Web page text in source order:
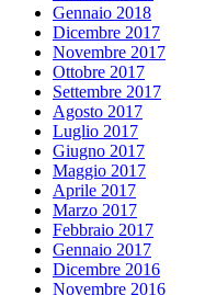
Gennaio 2018
Dicembre 2017
Novembre 2017
Ottobre 2017
Settembre 2017
Agosto 2017
Luglio 2017
Giugno 2017
Maggio 2017
Aprile 2017
Marzo 2017
Febbraio 2017
Gennaio 2017
Dicembre 2016
Novembre 2016